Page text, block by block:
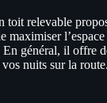
toit relevable
maximiser
En général, il offre
nuits sur la route.